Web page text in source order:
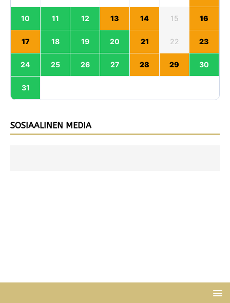
10 11 12 13 14 15 16
17 18 19 20 21 22 23
24 25 26 27 28 29 30
31
SOSIAALINEN MEDIA